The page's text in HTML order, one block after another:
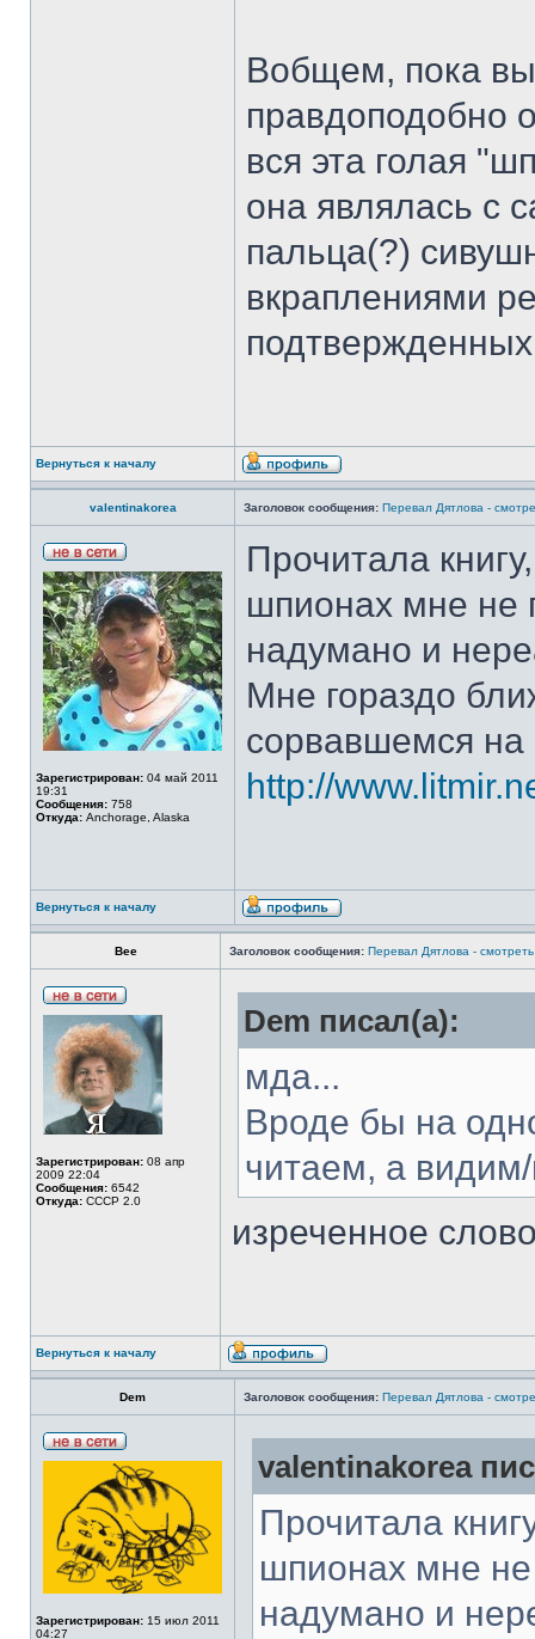
Вобщем, пока
правдоподобно
вся эта голая
она являлась с
пальца(?)
вкраплениями
Вернуться к началу
valentinakorea Заголовок сообщения: Перевал Дятлова -
Зарегистрирован: 04 май 2011
19:31
Сообщения: 758
Откуда: Anchorage, Alaska
Прочитала
шпионах мне не
надумано и
Мне гораздо
сорвавшемся на
http://
Вернуться к началу
Bee Заголовок сообщения: Перевал Дятлова -
Зарегистрирован: 08 апр
2009 22:04
Сообщения: 6542
Откуда: СССР 2.0
Dem писал(а):
мда...
Вроде бы на
читаем, а
изреченное
Вернуться к началу
Dem Заголовок сообщения: Перевал Дятлова -
Зарегистрирован: 15 июл 2011
04:27
valentinakorea
Прочитала
шпионах мне
надумано и